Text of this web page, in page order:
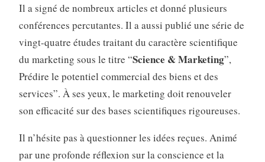
Il a signé de nombreux articles et donné plusieurs
conférences percutantes. Il a aussi publié une série de
vingt-quatre études traitant du caractère scientifique
du marketing sous le titre “Science & Marketing”,
Prédire le potentiel commercial des biens et des
services”. À ses yeux, le marketing doit renouveler
son efficacité sur des bases scientifiques rigoureuses.
Il n’hésite pas à questionner les idées reçues. Animé
par une profonde réflexion sur la conscience et la